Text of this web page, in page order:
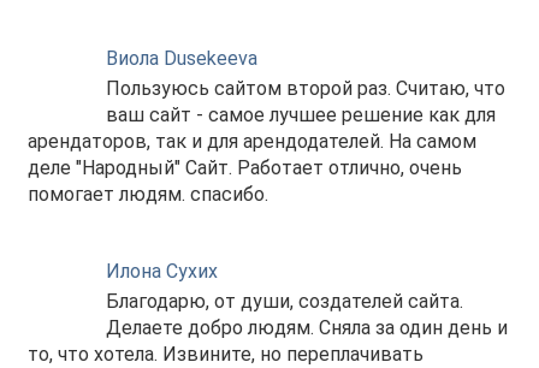
Виола Dusekeeva
Пользуюсь сайтом второй раз. Считаю, что
ваш сайт - самое лучшее решение как для
арендаторов, так и для арендодателей. На самом
деле "Народный" Сайт. Работает отлично, очень
помогает людям. спасибо.
Илона Сухих
Благодарю, от души, создателей сайта.
Делаете добро людям. Сняла за один день и
то, что хотела. Извините, но переплачивать